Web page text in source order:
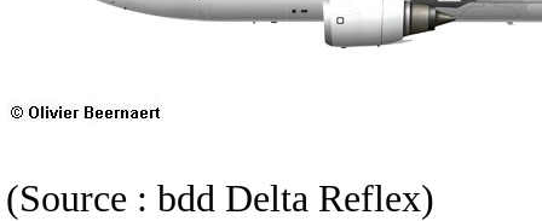
(Source : bdd Delta Reflex)